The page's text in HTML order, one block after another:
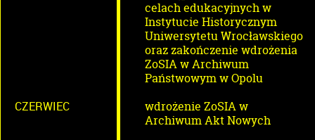
celach edukacyjnych w
Instytucie Historycznym
Uniwersytetu Wrocławskiego
oraz zakończenie wdrożenia
ZoSIA w Archiwum
Państwowym w Opolu
CZERWIEC
wdrożenie ZoSIA w
Archiwum Akt Nowych